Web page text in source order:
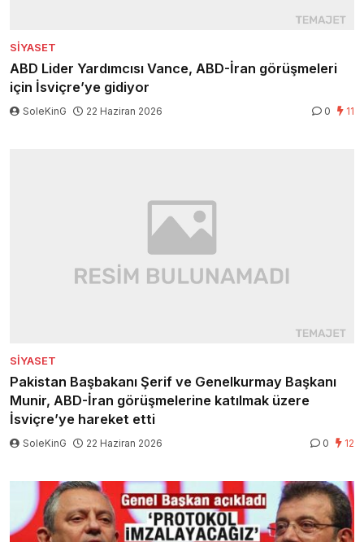
SIYASET
ABD Lider Yardımcısı Vance, ABD-İran görüşmeleri
için İsviçre’ye gidiyor
SoleKinG 22 Haziran 2026 0 11
SIYASET
Pakistan Başbakanı Şerif ve Genelkurmay Başkanı
Munir, ABD-İran görüşmelerine katılmak üzere
İsviçre’ye hareket etti
SoleKinG 22 Haziran 2026 0 12